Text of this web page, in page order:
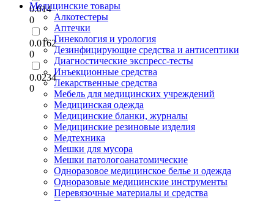
0.014
0
0.0162
0
0.0234
0
Медицинские товары
Алкотестеры
Аптечки
Гинекология и урология
Дезинфицирующие средства и антисептики
Диагностические экспресс-тесты
Инъекционные средства
Лекарственные средства
Мебель для медицинских учреждений
Медицинская одежда
Медицинские бланки, журналы
Медицинские резиновые изделия
Медтехника
Мешки для мусора
Мешки патологоанатомические
Одноразовое медицинское белье и одежда
Одноразовые медицинские инструменты
Перевязочные материалы и средства